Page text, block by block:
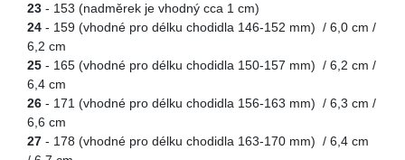
23 - 153 (nadměrek je vhodný cca 1 cm)
24 - 159 (vhodné pro délku chodidla 146-152 mm) / 6,0 cm /
6,2 cm
25 - 165 (vhodné pro délku chodidla 150-157 mm) / 6,2 cm /
6,4 cm
26 - 171 (vhodné pro délku chodidla 156-163 mm) / 6,3 cm /
6,6 cm
27 - 178 (vhodné pro délku chodidla 163-170 mm) / 6,4 cm